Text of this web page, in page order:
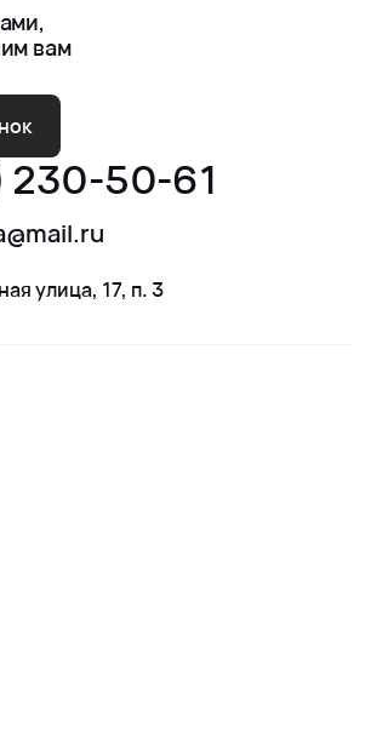
вам
230-50-61
улица, 17, п. 3